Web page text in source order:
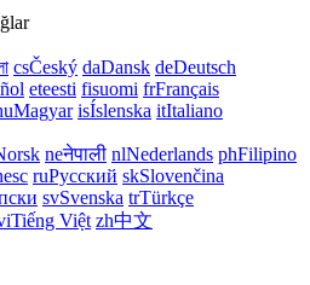
csČeský daDansk deDeutsch
eteesti fisuomi frFrançais
Magyar isÍslenska itItaliano
neनेपाली nlNederlands phFilipino
ruРусский skSlovenčina
svSvenska trTürkçe
Tiếng Việt zh中文